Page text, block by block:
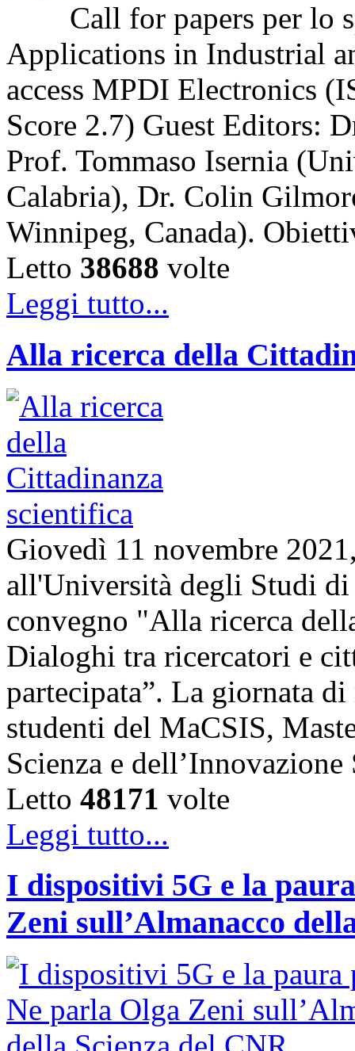
Call for papers per lo
Applications in Industrial
access MPDI Electronics
Score 2.7) Guest Editors:
Prof. Tommaso Isernia
Calabria), Dr. Colin
Winnipeg, Canada).
Letto 38688 volte
Leggi tutto...
Alla ricerca della
Giovedì 11 novembre
all'Università degli Studi
convegno "Alla ricerca
Dialoghi tra ricercatori e
partecipata”. La giornata
studenti del MaCSIS,
Scienza e
Letto 48171 volte
Leggi tutto...
I dispositivi 5G e la
Zeni sull’Almanacco